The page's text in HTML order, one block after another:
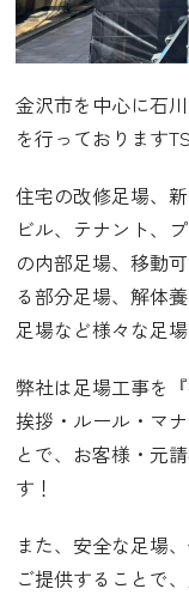
金沢市を中心に石
を行っております
住宅の改修足場、
ビル、テナント、
の内部足場、移動
る部分足場、解体
足場など様々な足
弊社は足場工事を
挨拶・ルール・マ
とで、お客様・元
す！
また、安全な足場
ご提供することで